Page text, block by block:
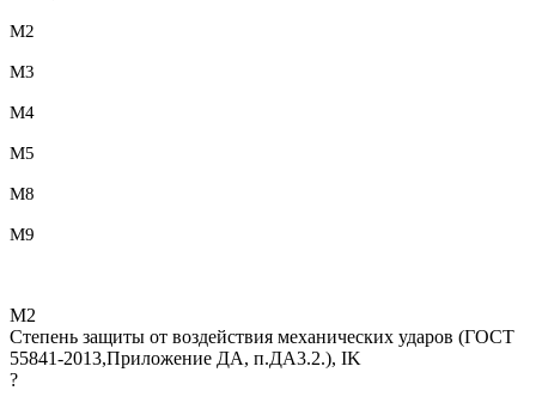
М2
М3
М4
М5
М8
М9
М2
Степень защиты от воздействия механических ударов (ГОСТ
55841-2013,Приложение ДА, п.ДА3.2.), IK
?